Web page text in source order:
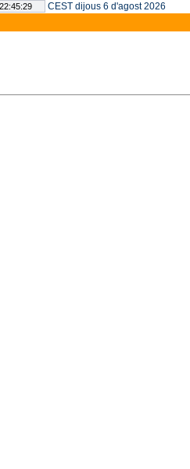
CEST dijous 6 d'agost 2026